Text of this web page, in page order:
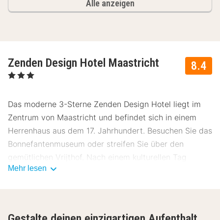
Alle anzeigen
8.4
Zenden Design Hotel Maastricht
, 3 Sterne
Das moderne 3-Sterne Zenden Design Hotel liegt im
Zentrum von Maastricht und befindet sich in einem
Herrenhaus aus dem 17. Jahrhundert. Besuchen Sie das
Bonnefantenmuseum oder streifen Sie über den
gemütlichen Vrijthof. Nach einem kulturellen Tag
können Sie im Swimmingpool des Hotels schwimmen
Mehr lesen